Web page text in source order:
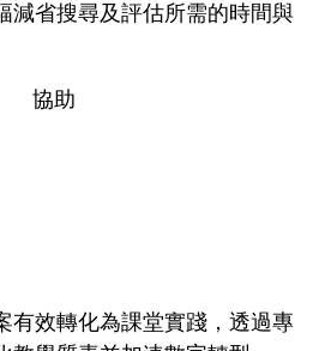
減省搜尋及評估所需的時間與
有效轉化為課堂實踐，透過專